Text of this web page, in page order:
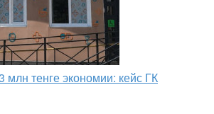
млн тенге экономии: кейс ГК